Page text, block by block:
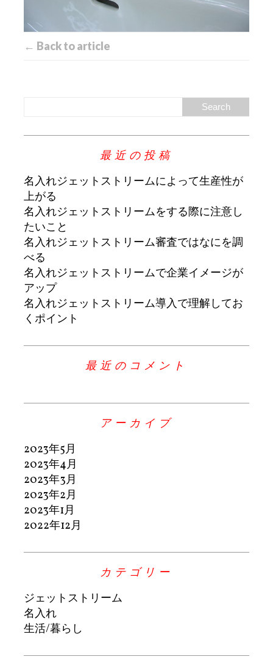
← Back to article
最近の投稿
名入れジェットストリームによって生産性が
上がる
名入れジェットストリームをする際に注意し
たいこと
名入れジェットストリーム審査ではなにを調
べる
名入れジェットストリームで企業イメージが
アップ
名入れジェットストリーム導入で理解してお
くポイント
最近のコメント
アーカイブ
2023年5月
2023年4月
2023年3月
2023年2月
2023年1月
2022年12月
カテゴリー
ジェットストリーム
名入れ
生活/暮らし